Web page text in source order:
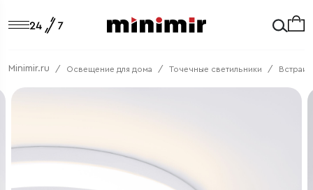
Minimir.ru Освещение для дома Точечные светильники